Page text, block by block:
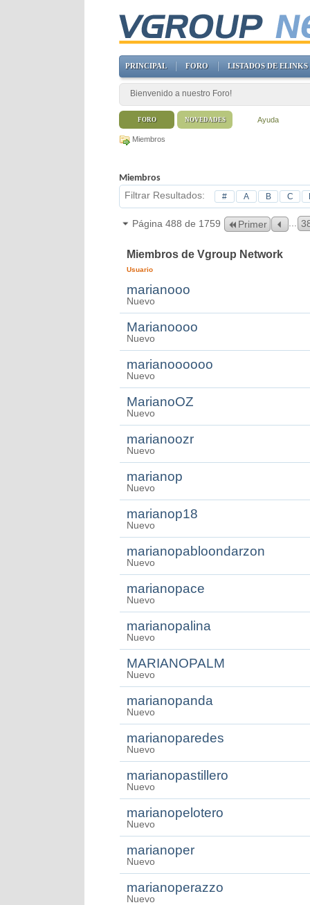
Miembros
Miembros
Filtrar Resultados # A B C
Página 488 de 1759 Primer
Miembros de Vgroup Network
Usuario
marianooo
Nuevo
Marianoooo
Nuevo
marianoooooo
Nuevo
MarianoOZ
Nuevo
marianoozr
Nuevo
marianop
Nuevo
marianop18
Nuevo
marianopabloondarzon
Nuevo
marianopace
Nuevo
marianopalina
Nuevo
MARIANOPALM
Nuevo
marianopanda
Nuevo
marianoparedes
Nuevo
marianopastillero
Nuevo
marianopelotero
Nuevo
marianoper
Nuevo
marianoperazzo
Nuevo
PRINCIPAL FORO LISTADOS DE ELINKS
Bienvenido a nuestro Foro!
FORO Ayuda
NOVEDADES